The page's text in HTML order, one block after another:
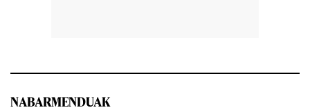
NABARMENDUAK